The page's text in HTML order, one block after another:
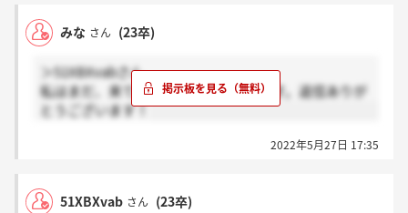
みな さん (23卒)
＞51XBXvabさん
私はまだ、来てないのでダメみたいです。返信ありが
とうございます！
2022年5月27日 17:35
51XBXvab さん (23卒)